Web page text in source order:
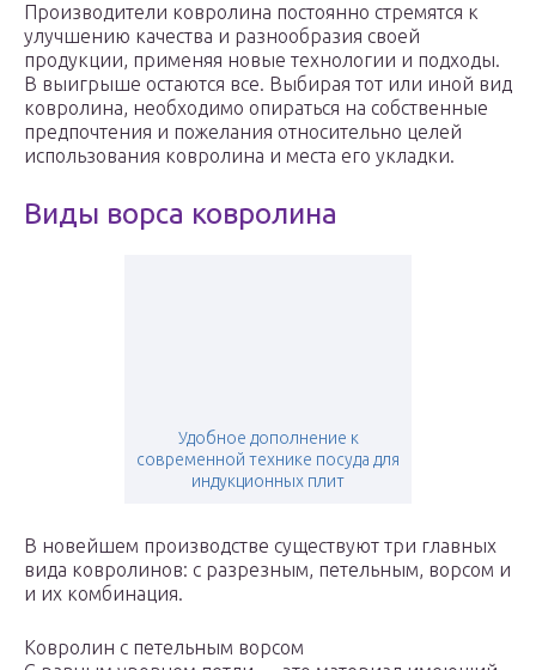
Производители ковролина постоянно стремятся к
улучшению качества и разнообразия своей
продукции, применяя новые технологии и подходы.
В выигрыше остаются все. Выбирая тот или иной вид
ковролина, необходимо опираться на собственные
предпочтения и пожелания относительно целей
использования ковролина и места его укладки.
Виды ворса ковролина
Удобное дополнение к
современной технике посуда для
индукционных плит
В новейшем производстве существуют три главных
вида ковролинов: с разрезным, петельным, ворсом и
и их комбинация.
Ковролин с петельным ворсом